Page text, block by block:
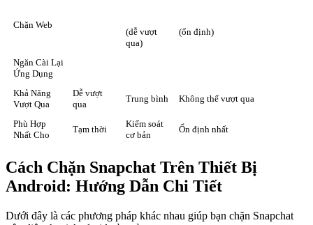
Chặn Web
(dễ vượt
qua)
(ổn định)
Ngăn Cài Lại
Ứng Dụng
Khả Năng
Vượt Qua
Dễ vượt
qua
Trung bình Không thể vượt qua
Phù Hợp
Nhất Cho
Tạm thời
Kiểm soát
cơ bản
Ổn định nhất
Cách Chặn Snapchat Trên Thiết Bị
Android: Hướng Dẫn Chi Tiết
Dưới đây là các phương pháp khác nhau giúp bạn chặn Snapchat